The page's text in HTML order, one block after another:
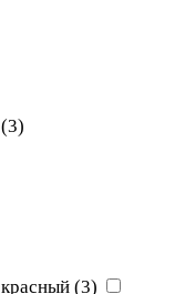
(3)
красный (3)